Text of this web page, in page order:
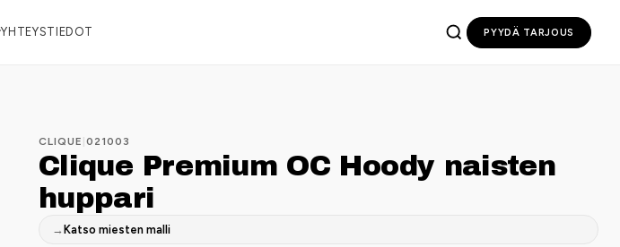
YHTEYSTIEDOT PYYDÄ TARJOUS
CLIQUE 021003
Clique Premium OC Hoody naisten
huppari
→ Katso miesten malli